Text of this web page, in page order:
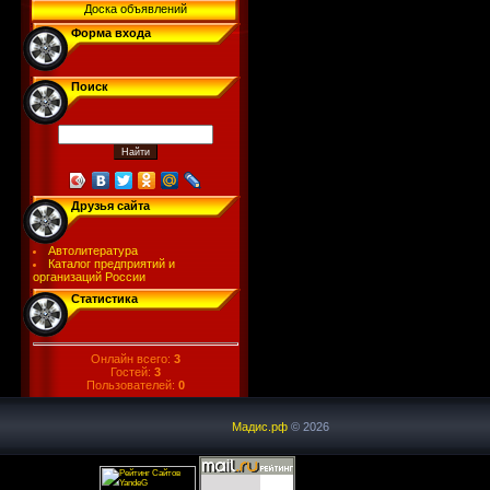
Доска объявлений
Форма входа
Поиск
Друзья сайта
Автолитература
Каталог предприятий и
организаций России
Статистика
Онлайн всего: 3
Гостей: 3
Пользователей: 0
Мадис.рф © 2026